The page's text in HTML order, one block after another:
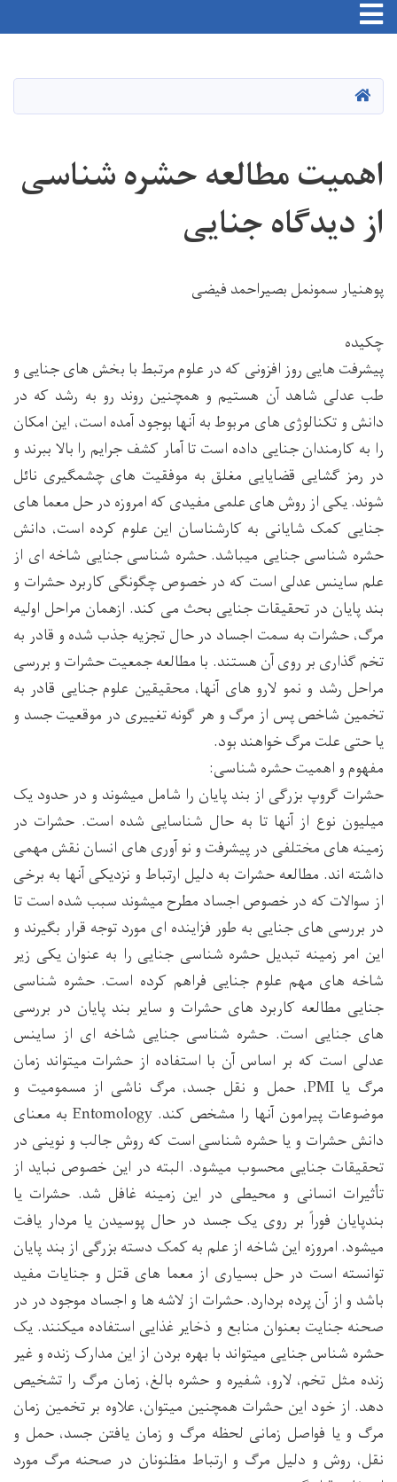
content
Toggle navigation
HOME
اهمیت مطالعه حشره شناسی
از دیدگاه جنایی
پوهنیار سمونمل بصیراحمد فیضی
چکیده
پیشرفت هایی روز افزونی که در علوم مرتبط با بخش های جنایی و
طب عدلی شاهد آن هستیم و همچنین روند رو به رشد که در
دانش و تکنالوژی های مربوط به آنها بوجود آمده است، این امکان
را به کارمندان جنایی داده است تا آمار کشف جرایم را بالا ببرند و
در رمز گشایی قضایایی مغلق به موفقیت های چشمگیری نائل
شوند. یکی از روش های علمی مفیدی که امروزه در حل معما های
جنایی کمک شایانی به کارشناسان این علوم کرده است، دانش
حشره شناسی جنایی میباشد. حشره شناسی جنایی شاخه ای از
علم ساینس عدلی است که در خصوص چگونگی کاربرد حشرات و
بند پایان در تحقیقات جنایی بحث می کند. ازهمان مراحل اولیه
مرگ، حشرات به سمت اجساد در حال تجزیه جذب شده و قادر به
تخم گذاری بر روی آن هستند. با مطالعه جمعیت حشرات و بررسی
مراحل رشد و نمو لارو های آنها، محقیقین علوم جنایی قادر به
تخمین شاخص پس از مرگ و هر گونه تغییری در موقعیت جسد و
یا حتی علت مرگ خواهند بود.
مفهوم و اهمیت حشره شناسی:
حشرات گروپ بزرگی از بند پایان را شامل میشوند و در حدود یک
میلیون نوع از آنها تا به حال شناسایی شده است. حشرات در
زمینه های مختلفی در پیشرفت و نو آوری های انسان نقش مهمی
داشته اند. مطالعه حشرات به دلیل ارتباط و نزدیکی آنها به برخی
از سوالات که در خصوص اجساد مطرح میشوند سبب شده است تا
در بررسی های جنایی به طور فزاینده ای مورد توجه قرار بگیرند و
این امر زمینه تبدیل حشره شناسی جنایی را به عنوان یکی زیر
شاخه های مهم علوم جنایی فراهم کرده است. حشره شناسی
جنایی مطالعه کاربرد های حشرات و سایر بند پایان در بررسی
های جنایی است. حشره شناسی جنایی شاخه ای از ساینس
عدلی است که بر اساس آن با استفاده از حشرات میتواند زمان
مرگ یا PMI، حمل و نقل جسد، مرگ ناشی از مسمومیت و
موضوعات پیرامون آنها را مشخص کند. Entomology به معنای
دانش حشرات و یا حشره شناسی است که روش جالب و نوینی در
تحقیقات جنایی محسوب میشود. البته در این خصوص نباید از
تأثیرات انسانی و محیطی در این زمینه غافل شد. حشرات یا
بندپایان فوراً بر روی یک جسد در حال پوسیدن یا مردار یافت
میشود. امروزه این شاخه از علم به کمک دسته بزرگی از بند پایان
توانسته است در حل بسیاری از معما های قتل و جنایات مفید
باشد و از آن پرده بردارد. حشرات از لاشه ها و اجساد موجود در در
صحنه جنایت بعنوان منابع و ذخایر غذایی استفاده میکنند. یک
حشره شناس جنایی میتواند با بهره بردن از این مدارک زنده و غیر
زنده مثل تخم، لارو، شفیره و حشره بالغ، زمان مرگ را تشخیص
دهد. از خود این حشرات همچنین میتوان، علاوه بر تخمین زمان
مرگ و یا فواصل زمانی لحظه مرگ و زمان یافتن جسد، حمل و
نقل، روش و دلیل مرگ و ارتباط مظنونان در صحنه مرگ مورد